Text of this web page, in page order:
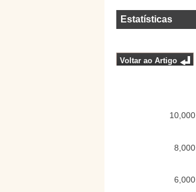
Estatísticas
Voltar ao Artigo
6,000
8,000
10,000